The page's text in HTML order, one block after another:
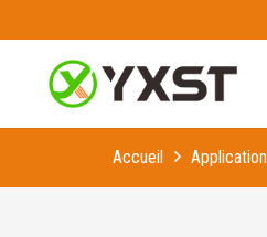
Accueil Application